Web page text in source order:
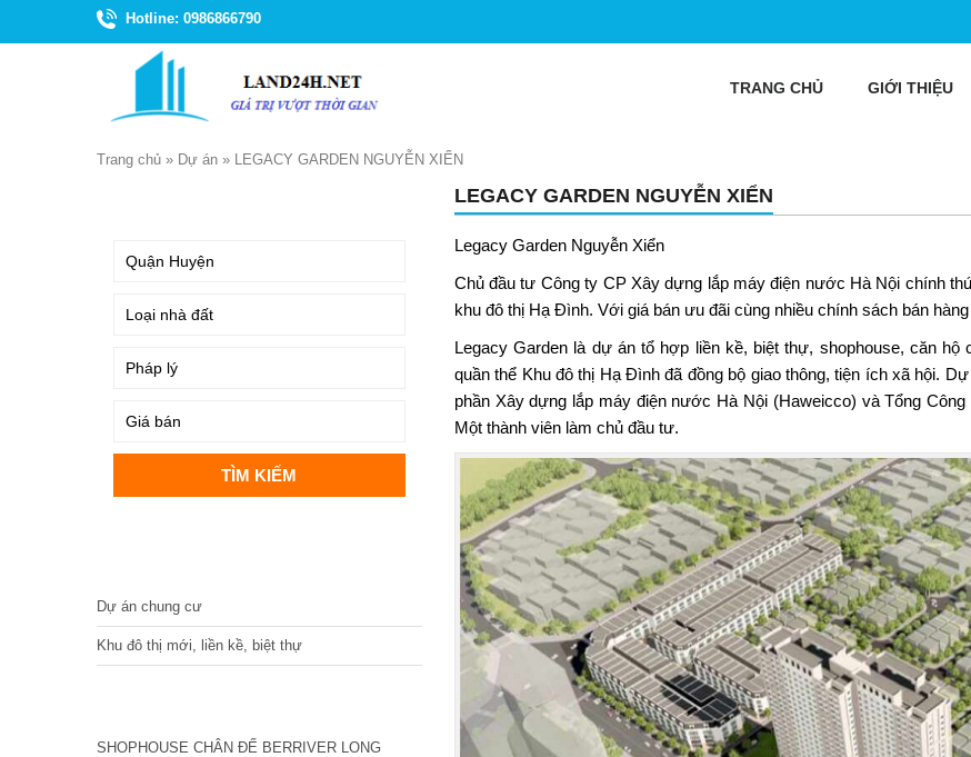
Hotline: 0986866790
TRANG CHỦ GIỚI THIỆU
Trang chủ » Dự án » LEGACY GARDEN NGUYỄN XIỂN
LEGACY GARDEN NGUYỄN XIỂN
Legacy Garden Nguyễn Xiển
Chủ đầu tư Công ty CP Xây dựng lắp máy điện nước Hà Nội chính
khu đô thị Hạ Đình. Với giá bán ưu đãi cùng nhiều chính sách bán hàng
Legacy Garden là dự án tổ hợp liền kề, biệt thự, shophouse, căn
quần thể Khu đô thị Hạ Đình đã đồng bộ giao thông, tiện ích xã hội.
phần Xây dựng lắp máy điện nước Hà Nội (Haweicco) và Tổng
Một thành viên làm chủ đầu tư.
Dự án chung cư
Khu đô thị mới, liền kề, biệt thự
SHOPHOUSE CHÂN ĐẾ BERRIVER LONG